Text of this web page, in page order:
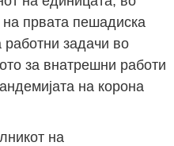
првата пешадиска
задачи во
за внатрешни работи
на корона
на